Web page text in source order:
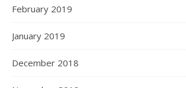
February 2019
January 2019
December 2018